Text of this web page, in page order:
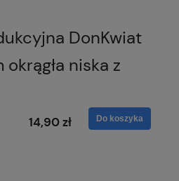
DonKwiat
okrągła niska z
14,90 zł Do koszyka